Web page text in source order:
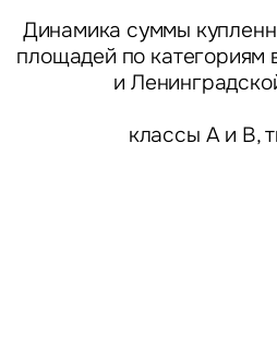
Динамика суммы
площадей по категориям
и
классы А и В,
Жалоба
Уведомления
Это обязательное поле